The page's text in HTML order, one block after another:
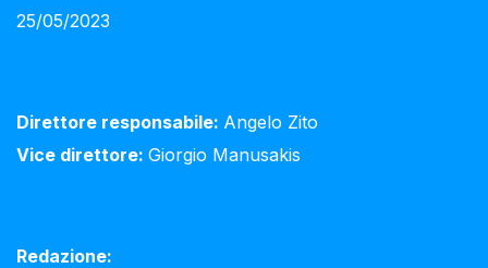
25/05/2023
Direttore responsabile: Angelo Zito
Vice direttore: Giorgio Manusakis
Redazione: